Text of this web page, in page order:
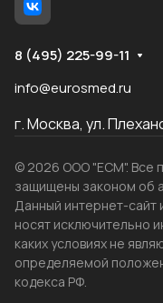
8 (495) 225-99-11
info@eurosmed.ru
г. Москва, ул.
© 2026 ООО "ЕСМ". Все
защищены законом об
Данный интернет-
носят исключительно
каких условиях не
определяемой
кодекса РФ.